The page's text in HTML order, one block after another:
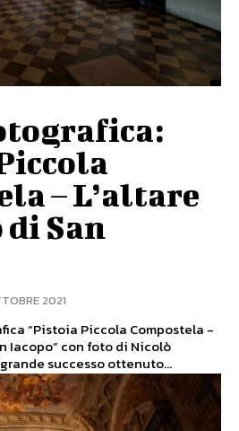
– L’altare
San
2021
“Pistoia Piccola Compostela -
Iacopo” con foto di Nicolò
successo ottenuto...